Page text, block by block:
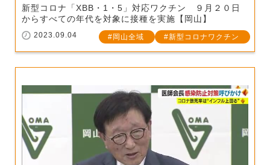
新型コロナ「XBB・1・5」対応ワクチン ９月２０日
からすべての年代を対象に接種を実施【岡山】
2023.09.04 岡山全域 新型コロナワクチン